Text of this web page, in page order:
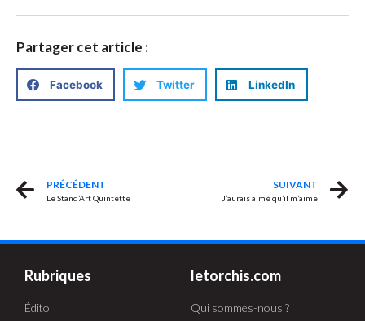
Partager cet article :
Facebook Twitter LinkedIn
PRÉCÉDENT
Le Stand’Art Quintette
SUIVANT
J’aurais aimé qu’il m’aime
Rubriques
Édito
letorchis.com
Qui sommes-nous ?